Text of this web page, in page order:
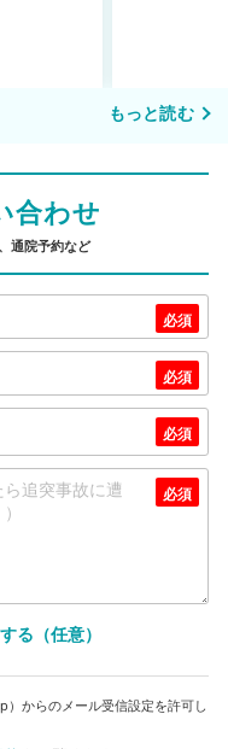
もっと読む
合わせ
通院予約など
る（任意）
からのメール受信設定を許可し